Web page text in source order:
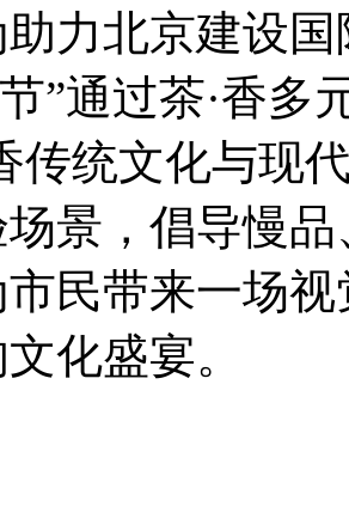
北京建设国
”通过茶·香
传统文化与现
景，倡导慢
民带来一场
化盛宴。